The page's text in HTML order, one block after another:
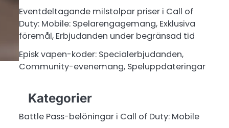
Eventdeltagande milstolpar priser i Call of
Duty: Mobile: Spelarengagemang, Exklusiva
föremål, Erbjudanden under begränsad tid
Episk vapen-koder: Specialerbjudanden,
Community-evenemang, Speluppdateringar
Kategorier
Battle Pass-belöningar i Call of Duty: Mobile